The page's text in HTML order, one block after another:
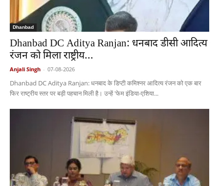
Dhanbad
Dhanbad DC Aditya Ranjan: धनबाद डीसी आदित्य
रंजन को मिला राष्ट्रीय...
Anjali Singh - 07-08-2026
Dhanbad DC Aditya Ranjan: धनबाद के डिप्टी कमिश्नर आदित्य रंजन को एक बार
फिर राष्ट्रीय स्तर पर बड़ी पहचान मिली है। उन्हें 'फेम इंडिया-एशिया...